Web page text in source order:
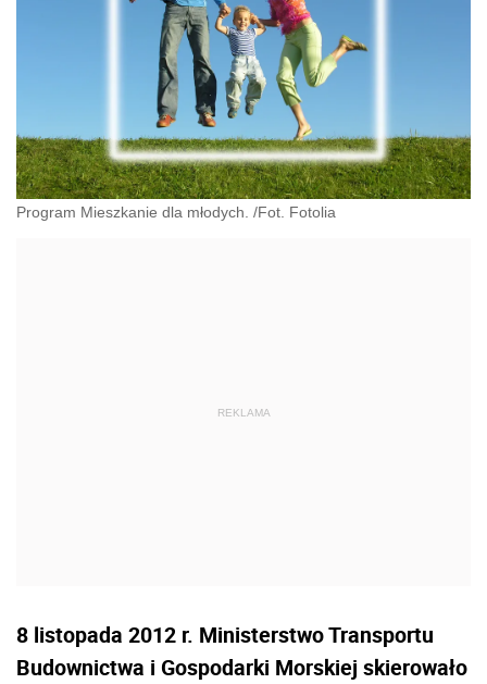
Program Mieszkanie dla młodych. /Fot. Fotolia
8 listopada 2012 r. Ministerstwo Transportu
Budownictwa i Gospodarki Morskiej skierowało